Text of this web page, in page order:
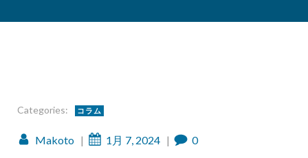
Categories: コラム
Makoto | 1月 7, 2024 | 0